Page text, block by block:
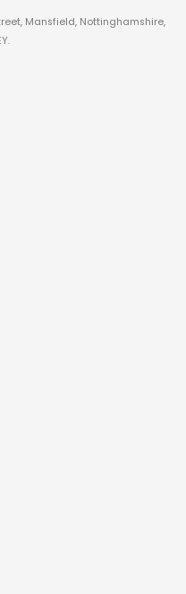
Mansfield, Nottinghamshire,